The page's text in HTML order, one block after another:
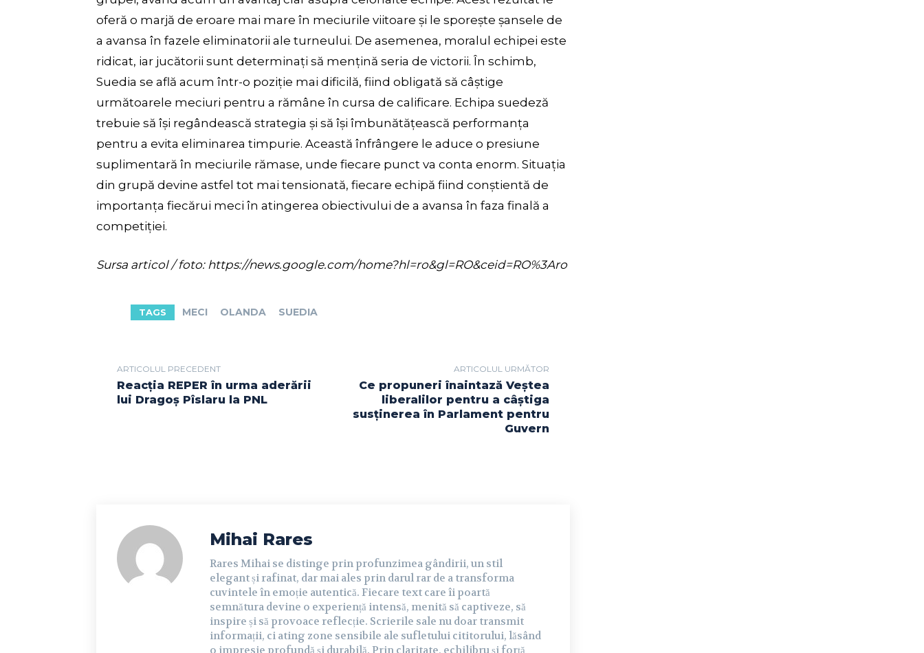
oferă o marjă de eroare mai mare în meciurile viitoare și le sporește șansele de
a avansa în fazele eliminatorii ale turneului. De asemenea, moralul echipei este
ridicat, iar jucătorii sunt determinați să mențină seria de victorii. În schimb,
Suedia se află acum într-o poziție mai dificilă, fiind obligată să câștige
următoarele meciuri pentru a rămâne în cursa de calificare. Echipa suedeză
trebuie să își regândească strategia și să își îmbunătățească performanța
pentru a evita eliminarea timpurie. Această înfrângere le aduce o presiune
suplimentară în meciurile rămase, unde fiecare punct va conta enorm. Situația
din grupă devine astfel tot mai tensionată, fiecare echipă fiind conștientă de
importanța fiecărui meci în atingerea obiectivului de a avansa în faza finală a
competiției.
Sursa articol / foto: https://news.google.com/home?hl=ro&gl=RO&ceid=RO%3Aro
TAGS MECI OLANDA SUEDIA
ARTICOLUL PRECEDENT
Reacția REPER în urma aderării
lui Dragoș Pîslaru la PNL
ARTICOLUL URMĂTOR
Ce propuneri înaintază Veștea
liberalilor pentru a câștiga
susținerea în Parlament pentru
Guvern
Mihai Rares
Rares Mihai se distinge prin profunzimea gândirii, un stil
elegant și rafinat, dar mai ales prin darul rar de a transforma
cuvintele în emoție autentică. Fiecare text care îi poartă
semnătura devine o experiență intensă, menită să captiveze, să
inspire și să provoace reflecție. Scrierile sale nu doar transmit
informații, ci ating zone sensibile ale sufletului cititorului, lăsând